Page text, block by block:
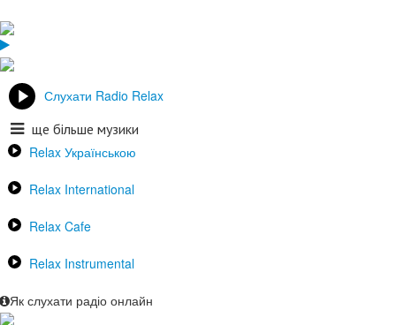
Слухати Radio Relax
ще більше музики
Relax Українською
Relax International
Relax Cafe
Relax Instrumental
Як слухати радіо онлайн